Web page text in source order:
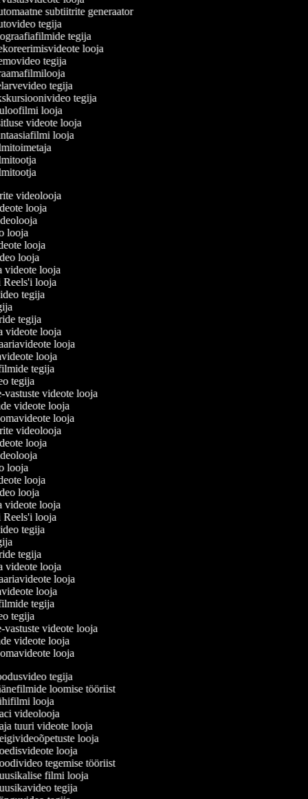
subtiitrite generaator
tegija
tegija
looja
tegija
tegija
tegija
looja
videote looja
looja
videolooja
looja
looja
looja
looja
videote looja
Reels'i looja
tegija
tegija
videote looja
looja
looja
tegija
tegija
vastuste videote looja
videote looja
looja
videolooja
looja
looja
looja
looja
videote looja
Reels'i looja
tegija
tegija
videote looja
looja
looja
tegija
tegija
vastuste videote looja
videote looja
looja
tegija
loomise tööriist
looja
videolooja
tuuri videote looja
looja
looja
tegemise tööriist
filmi looja
tegija